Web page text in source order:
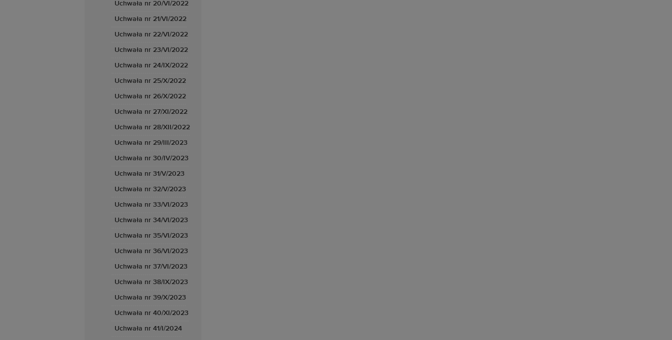
Uchwała nr 20/VI/2022
Uchwała nr 21/VI/2022
Uchwała nr 22/VI/2022
Uchwała nr 23/VI/2022
Uchwała nr 24/IX/2022
Uchwała nr 25/X/2022
Uchwała nr 26/X/2022
Uchwała nr 27/XI/2022
Uchwała nr 28/XII/2022
Uchwała nr 29/III/2023
Uchwała nr 30/IV/2023
Uchwała nr 31/V/2023
Uchwała nr 32/V/2023
Uchwała nr 33/VI/2023
Uchwała nr 34/VI/2023
Uchwała nr 35/VI/2023
Uchwała nr 36/VI/2023
Uchwała nr 37/VI/2023
Uchwała nr 38/IX/2023
Uchwała nr 39/X/2023
Uchwała nr 40/XI/2023
Uchwała nr 41/I/2024